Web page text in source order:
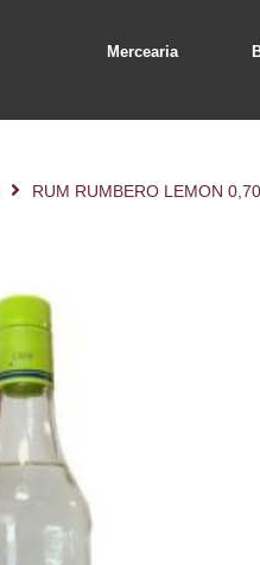
Mercearia
RUM RUMBERO LEMON